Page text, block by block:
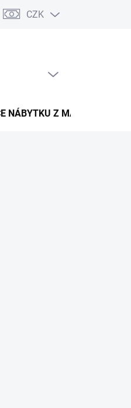
Pojištění zásilky
CZK
NÁBYTKU Z MASIVU